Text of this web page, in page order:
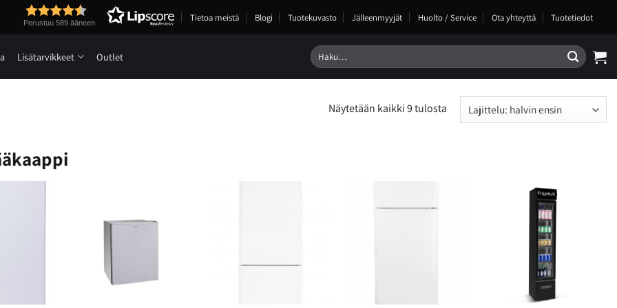
Perustuu 589 ääneen Tietoa meistä Blogi Tuotekuvasto Jälleenmyyjät Huolto / Service Ota yhteyttä Tuotetiedot
Lisätarvikkeet Outlet Etsi:
Näytetään kaikki 9 tulosta